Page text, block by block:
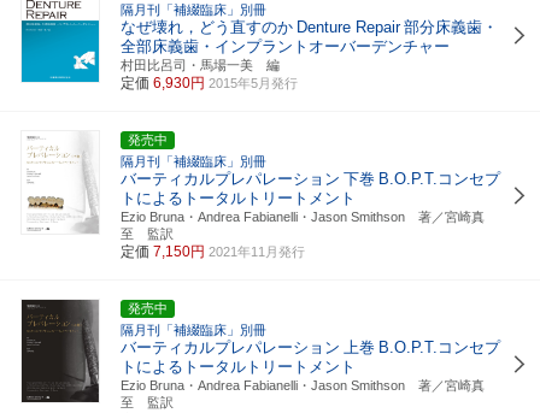
隔月刊「補綴臨床」別冊
なぜ壊れ，どう直すのか Denture Repair 部分床義歯・
全部床義歯・インプラントオーバーデンチャー
村田比呂司・馬場一美 編
定価 6,930円 2015年5月発行
発売中
隔月刊「補綴臨床」別冊
バーティカルプレパレーション 下巻 B.O.P.T.コンセプ
トによるトータルトリートメント
Ezio Bruna・Andrea Fabianelli・Jason Smithson 著／宮崎真
至 監訳
定価 7,150円 2021年11月発行
発売中
隔月刊「補綴臨床」別冊
バーティカルプレパレーション 上巻 B.O.P.T.コンセプ
トによるトータルトリートメント
Ezio Bruna・Andrea Fabianelli・Jason Smithson 著／宮崎真
至 監訳